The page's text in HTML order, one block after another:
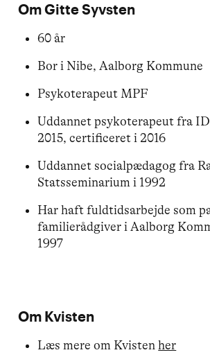
Om Gitte Syvsten
60 år
Bor i Nibe, Aalborg Kommune
Psykoterapeut MPF
Uddannet psykoterapeut fra
2015, certificeret i 2016
Uddannet socialpædagog fra
Statsseminarium i 1992
Har haft fuldtidsarbejde som
familierådgiver i Aalborg
1997
Om Kvisten
Læs mere om Kvistenher